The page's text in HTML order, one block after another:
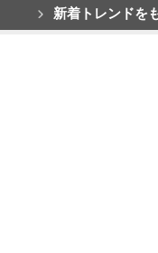
新着トレンドを